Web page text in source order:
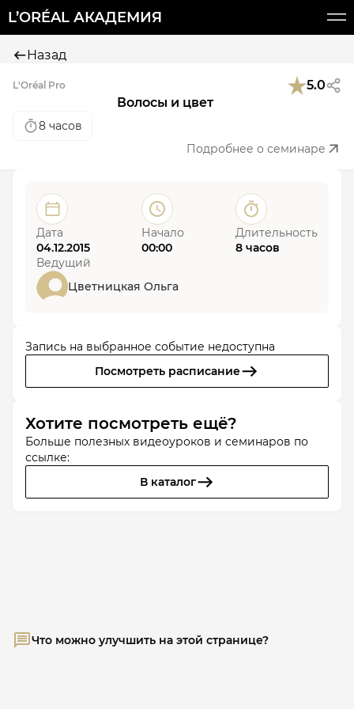
L’ORÉAL АКАДЕМИЯ
Назад
L'Oréal Pro
5.0
Волосы и цвет
8 часов
Подробнее о семинаре
Дата
04.12.2015
Начало
00:00
Длительность
8 часов
Ведущий
Цветницкая Ольга
Запись на выбранное событие недоступна
Посмотреть расписание
Хотите посмотреть ещё?
Больше полезных видеоуроков и семинаров по
ссылке:
В каталог
Что можно улучшить на этой странице?